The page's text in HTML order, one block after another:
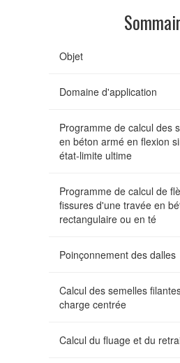
Objet
Domaine d'application
Programme de calcul des
en béton armé en flexion
état-limite ultime
Programme de calcul de
fissures d'une travée en
rectangulaire ou en té
Poinçonnement des dalles
Calcul des semelles
charge centrée
Calcul du fluage et du